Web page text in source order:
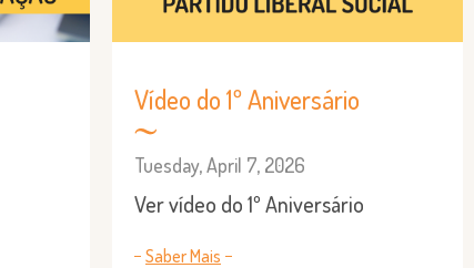
Vídeo do 1º Aniversário
Tuesday, April 7, 2026
Ver vídeo do 1º Aniversário
Saber Mais